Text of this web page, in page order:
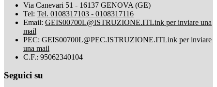
Via Canevari 51 - 16137 GENOVA (GE)
Tel: Tel. 0108317103 - 0108317116
Email: GEIS00700L@ISTRUZIONE.ITLink per inviare una
mail
PEC: GEIS00700L@PEC.ISTRUZIONE.ITLink per inviare
una mail
C.F.: 95062340104
Seguici su